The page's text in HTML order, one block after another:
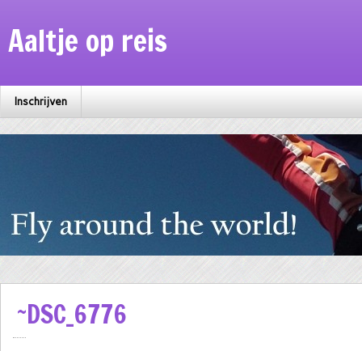
Aaltje op reis
Inschrijven
~DSC_6776